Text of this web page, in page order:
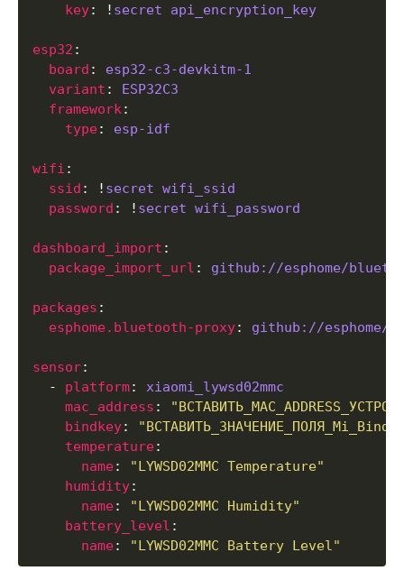
key: ! secret api_encryption_key
esp32
board : esp32-c3-devkitm-1
variant : ESP32C3
framework
type: esp-idf
wifi
ssid : ! secret wifi_ssid
password : ! secret wifi_password
dashboard_import
package_import_url : github://esphome/
packages
esphome.bluetooth-proxy: github://esphome/
sensor
  -
platform: xiaomi_lywsd02mmc
mac_address :
bindkey:
temperature
name:
"LYWSD02MMC Temperature"
humidity
name:
"LYWSD02MMC Humidity"
battery_level
name: "LYWSD02MMC Battery Level"